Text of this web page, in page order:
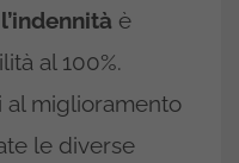
l’indennità è
al 100%.
al miglioramento
le diverse